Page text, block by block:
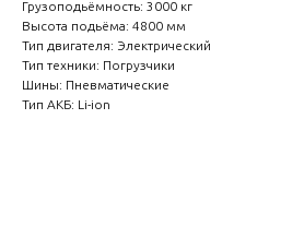
Грузоподьёмность: 3000 кг
Высота подьёма: 4800 мм
Тип двигателя: Электрический
Тип техники: Погрузчики
Шины: Пневматические
Тип АКБ: Li-ion